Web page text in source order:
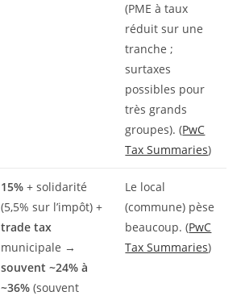
(PME à taux
réduit sur une
tranche ;
surtaxes
possibles pour
très grands
groupes). (PwC
Tax Summaries)
15% + solidarité
(5,5% sur l’impôt) +
trade tax
municipale →
souvent ~24% à
~36% (souvent
Le local
(commune) pèse
beaucoup. (PwC
Tax Summaries)